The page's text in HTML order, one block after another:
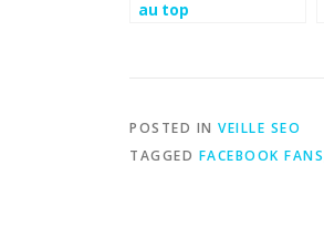
au top
POSTED IN VEILLE SEO
TAGGED FACEBOOK FANS